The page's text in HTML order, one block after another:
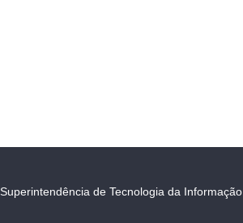
Superintendência de Tecnologia da Informação